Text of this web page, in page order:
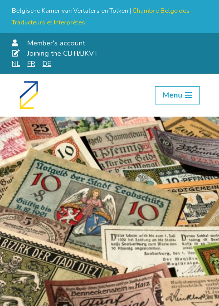
Belgische Kamer van Vertalers en Tolken | Chambre Belge des
Traducteurs et Interprètes
Member’s account
Joining the CBTI/BKVT
NL
FR DE
Skip
content
Menu